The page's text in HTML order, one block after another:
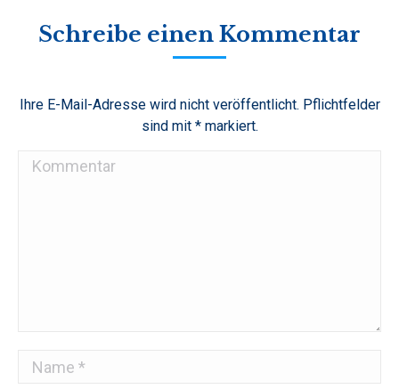
Schreibe einen Kommentar
Ihre E-Mail-Adresse wird nicht veröffentlicht. Pflichtfelder
sind mit *markiert.
Kommentar
Name *